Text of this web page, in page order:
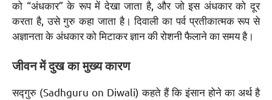
को “अंधकार” के रूप में देखा जाता है, और जो इस अंधकार को दूर
करता है, उसे गुरु कहा जाता है। दिवाली का पर्व प्रतीकात्मक रूप से
अज्ञानता के अंधकार को मिटाकर ज्ञान की रोशनी फैलाने का समय है।
जीवन में दुख का मुख्य कारण
सद्गुरु (Sadhguru on Diwali) कहते हैं कि इंसान होने का अर्थ है